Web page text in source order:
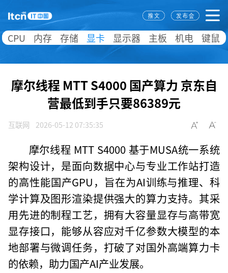
CPU 内存 存储 显卡 显示器 主板 机电 键鼠
摩尔线程 MTT S4000 国产算力 京东自
营最低到手只要86389元
互联网 2026-05-12 07:35:35
摩尔线程 MTT S4000 基于MUSA统一系统
架构设计，是面向数据中心与专业工作站打造
的高性能国产GPU，旨在为AI训练与推理、科
学计算及图形渲染提供强大的算力支持。其采
用先进的制程工艺，拥有大容量显存与高带宽
显存接口，能够从容应对千亿参数大模型的本
地部署与微调任务，打破了对国外高端算力卡
的依赖，助力国产AI产业发展。